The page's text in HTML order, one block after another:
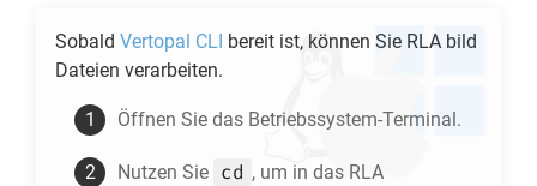
Sobald Vertopal CLI bereit ist, können Sie RLA bild
Dateien verarbeiten.
Öffnen Sie das Betriebssystem-Terminal.
Nutzen Sie cd , um in das RLA